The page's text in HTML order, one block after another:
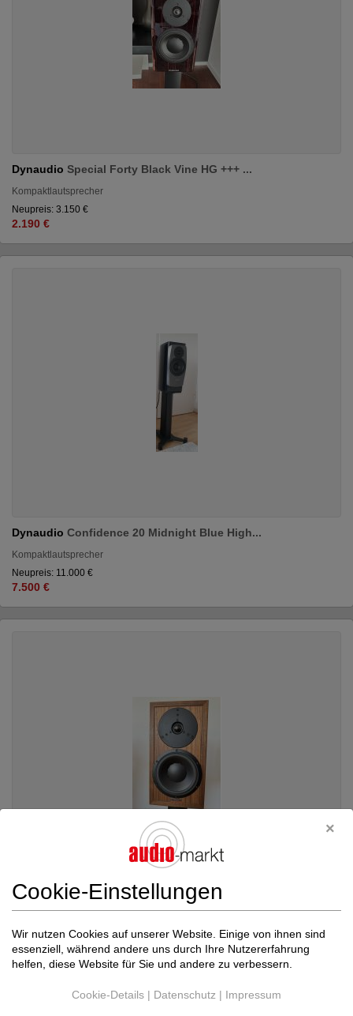
Dynaudio Special Forty Black Vine HG +++ ...
Kompaktlautsprecher
Neupreis: 3.150 €
2.190 €
Dynaudio Confidence 20 Midnight Blue High...
Kompaktlautsprecher
Neupreis: 11.000 €
7.500 €
Dynaudio Heritage Special + Dynaudio Stan...
Neupreis: 6.629 €
4.790 €
Cookie-Einstellungen
Wir nutzen Cookies auf unserer Website. Einige von ihnen sind
essenziell, während andere uns durch Ihre Nutzererfahrung
helfen, diese Website für Sie und andere zu verbessern.
Cookie-Details | Datenschutz | Impressum